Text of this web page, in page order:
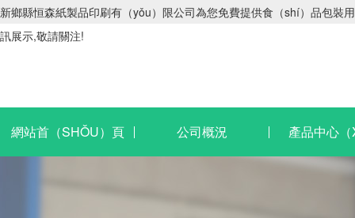
新鄉縣恒森紙製品印刷有（yǒu）限公司為您免費提供食（shí）品包
訊展示,敬請關注!
網站首（SHǑU）頁 公司概況 產品中心